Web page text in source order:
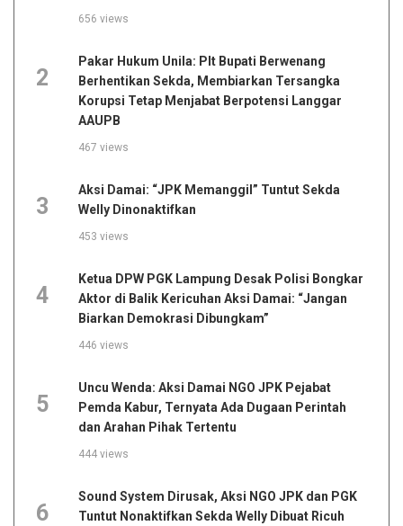
656 views
2
Pakar Hukum Unila: Plt Bupati Berwenang
Berhentikan Sekda, Membiarkan Tersangka
Korupsi Tetap Menjabat Berpotensi Langgar
AAUPB
467 views
3
Aksi Damai: “JPK Memanggil” Tuntut Sekda
Welly Dinonaktifkan
453 views
4
Ketua DPW PGK Lampung Desak Polisi Bongkar
Aktor di Balik Kericuhan Aksi Damai: “Jangan
Biarkan Demokrasi Dibungkam”
446 views
5
Uncu Wenda: Aksi Damai NGO JPK Pejabat
Pemda Kabur, Ternyata Ada Dugaan Perintah
dan Arahan Pihak Tertentu
444 views
6
Sound System Dirusak, Aksi NGO JPK dan PGK
Tuntut Nonaktifkan Sekda Welly Dibuat Ricuh